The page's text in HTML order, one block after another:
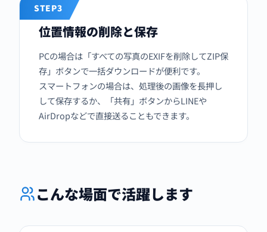
STEP3
位置情報の削除と保存
PCの場合は「すべての写真のEXIFを削除してZIP保
存」ボタンで一括ダウンロードが便利です。
スマートフォンの場合は、処理後の画像を長押し
して保存するか、「共有」ボタンからLINEや
AirDropなどで直接送ることもできます。
こんな場面で活躍します